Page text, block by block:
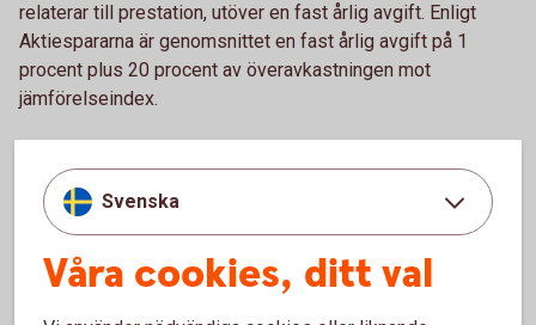
relaterar till prestation, utöver en fast årlig avgift. Enligt
Aktiespararna är genomsnittet en fast årlig avgift på 1
procent plus 20 procent av överavkastningen mot
jämförelseindex.
Hedgefonder med lägre risk
Svenska
Våra cookies, ditt val